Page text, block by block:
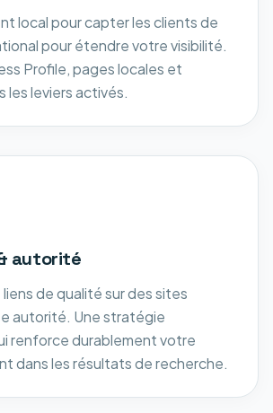
local pour capter les clients de
pour étendre votre visibilité.
Profile, pages locales et
les leviers activés.
autorité
de qualité sur des sites
autorité. Une stratégie
renforce durablement votre
dans les résultats de recherche.